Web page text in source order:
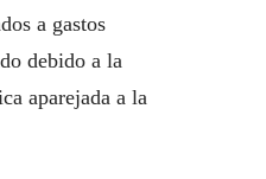
a gastos
debido a la
aparejada a la